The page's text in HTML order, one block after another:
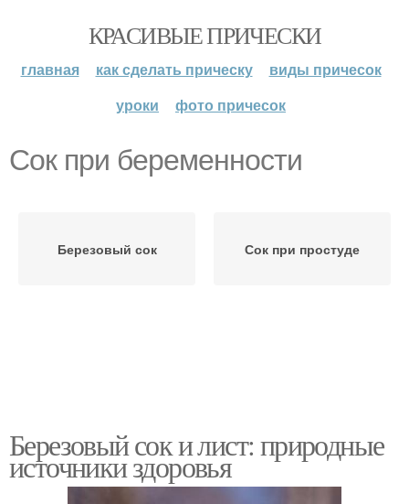
КРАСИВЫЕ ПРИЧЕСКИ
главная как сделать прическу
виды причесок
уроки
фото причесок
Сок при беременности
Березовый сок Сок при простуде
Березовый сок и лист: природные
источники здоровья